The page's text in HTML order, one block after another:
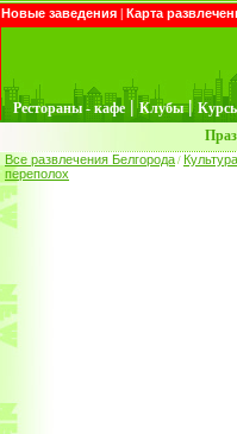
Новые заведения | Карта
Рестораны - кафе | Клубы |
Все развлечения Белгорода / Культура
переполох